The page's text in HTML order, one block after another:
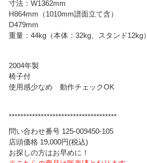
寸法：W1362mm
H864mm（1010mm譜面立て含）
D479mm
重量：44kg（本体：32kg、スタンド12kg）
2004年製
椅子付
使用感少なめ 動作チェックOK
*************************************
問い合わせ番号 125-009450-105
店頭価格 19,000円(税込)
お探しの方はお早めに！